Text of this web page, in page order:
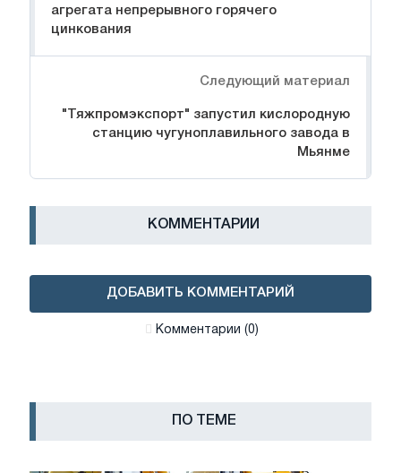
агрегата непрерывного горячего
цинкования
Следующий материал
"Тяжпромэкспорт" запустил кислородную
станцию чугуноплавильного завода в
Мьянме
КОММЕНТАРИИ
ДОБАВИТЬ КОММЕНТАРИЙ
Комментарии (0)
ПО ТЕМЕ